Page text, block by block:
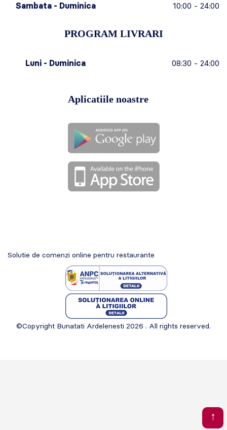
Sambata - Duminica
10:00 - 24:00
PROGRAM LIVRARI
Luni - Duminica 08:30 - 24:00
Aplicatiile noastre
Solutie de comenzi online pentru restaurante
©Copyright Bunatati Ardelenesti 2026 . All rights reserved.
↑